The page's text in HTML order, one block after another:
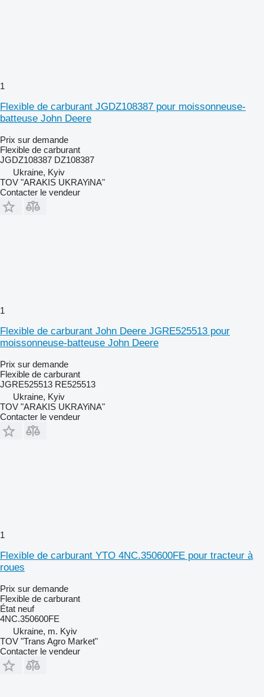
1
Flexible de carburant JGDZ108387 pour moissonneuse-
batteuse John Deere
Prix sur demande
Flexible de carburant
JGDZ108387 DZ108387
Ukraine, Kyiv
TOV "ARAKIS UKRAYiNA"
Contacter le vendeur
1
Flexible de carburant John Deere JGRE525513 pour
moissonneuse-batteuse John Deere
Prix sur demande
Flexible de carburant
JGRE525513 RE525513
Ukraine, Kyiv
TOV "ARAKIS UKRAYiNA"
Contacter le vendeur
1
Flexible de carburant YTO 4NC.350600FE pour tracteur à
roues
Prix sur demande
Flexible de carburant
État neuf
4NC.350600FE
Ukraine, m. Kyiv
TOV "Trans Agro Market"
Contacter le vendeur